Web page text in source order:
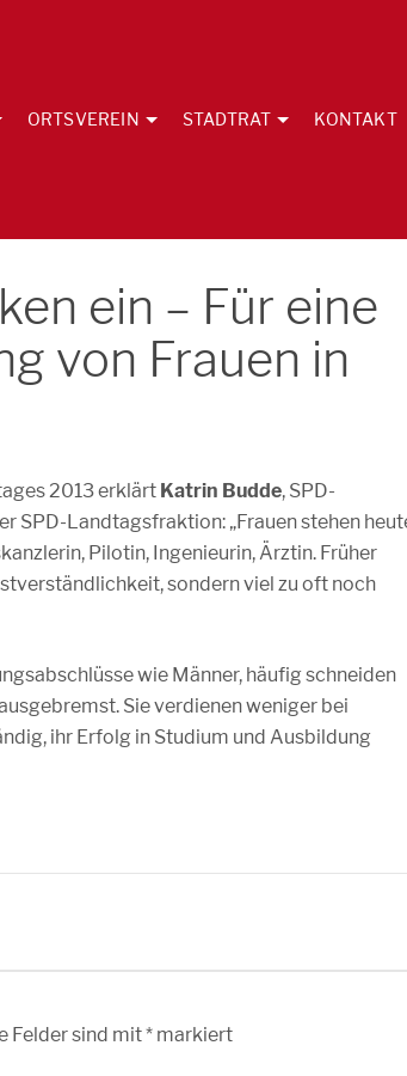
ORTSVEREIN STADTRAT KONTAKT
ein – Für eine
von Frauen in
2013 erklärt Katrin Budde, SPD-
SPD-Landtagsfraktion: „Frauen stehen
Pilotin, Ingenieurin, Ärztin. Früher
sondern viel zu oft noch
wie Männer, häufig schneiden
Sie verdienen weniger bei
ihr Erfolg in Studium und Ausbildung
Felder sind mit* markiert